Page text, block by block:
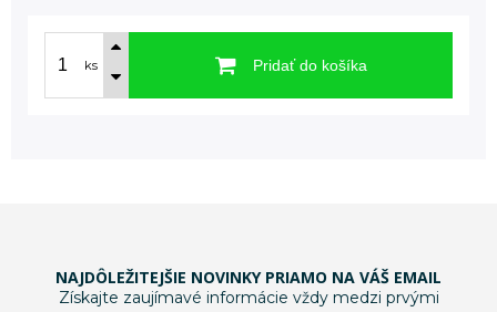
ks Pridať do košíka
NAJDÔLEŽITEJŠIE NOVINKY PRIAMO NA VÁŠ EMAIL
Získajte zaujímavé informácie vždy medzi prvými